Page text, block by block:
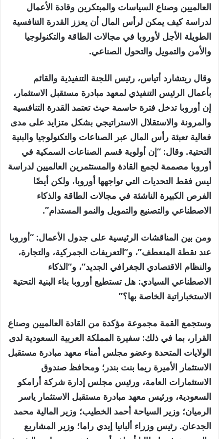
العالميين وصناع السياسات والمبتكرين وقادة الأعمال
لدراسة كيف يمكن لرأس المال أن يعزز القدرة التنافسية
الطويلة الأجل لأوروبا في مجالات الطاقة والتكنولوجيا
والأمن والتمويل والتحول الصناعي.
وقال ريتشارد أتياس، رئيس اللجنة التنفيذية والقائم
بأعمال الرئيس التنفيذي لمعهد مبادرة مستقبل الاستثمار،
إن أوروبا تدخل فترة حاسمة حيث تعتمد القدرة التنافسية
والمرونة والاستقلال الاستراتيجي بشكل متزايد على مدى
فعالية تعبئة رأس المال عبر الصناعات والتكنولوجيا والبنية
التحتية. وقال: “إن أولوية قسم الصناعات السمكية في
أوروبا مصممة لجمع القادة والمستثمرين العالميين لدراسة
ليس فقط التحديات التي تواجهها أوروبا، ولكن أيضًا
الفرص الكبيرة الناشئة في مجالات الطاقة والذكاء
الاصطناعي والتصنيع والتمويل والنمو المستدام”.
ومن بين المناقشات الرئيسية على جدول الأعمال: “أوروبا
عند نقطة المنعطف”، و”التعريفات الجمركية، والتجارة،
والنظام الاقتصادي الجغرافي الجديد”، و”الذكاء
الاصطناعي السيادي: هل تستطيع أوروبا بناء البنية التحتية
الاستخباراتية الخاصة بها؟”
وستجمع القمة مجموعة مؤكدة من القادة العالميين وصناع
القرار، بما في ذلك: سفيرة المملكة العربية السعودية لدى
الولايات المتحدة وعضو مجلس أمناء معهد مبادرة مستقبل
الاستثمار الأميرة ريما بنت بندر؛ ومحافظ صندوق
الاستثمارات العامة، ورئيس مجلس إدارة شركة أرامكو
السعودية، ورئيس معهد مبادرة مستقبل الاستثمار ياسر
الرميان؛ وزير السياحة أحمد الخطيب؛ وزير المالية محمد
الجدعان. رئيس وزراء ألبانيا إيدي راما؛ وزير المشاريع